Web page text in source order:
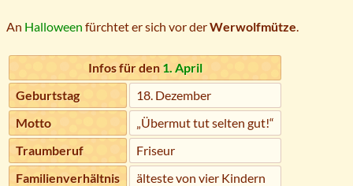
An Halloween fürchtet er sich vor derWerwolfmütze
Infos für den 1. April
Geburtstag
18. Dezember
Motto
„Übermut tut selten gut!“
Traumberuf
Friseur
Familienverhältnis
älteste von vier Kindern